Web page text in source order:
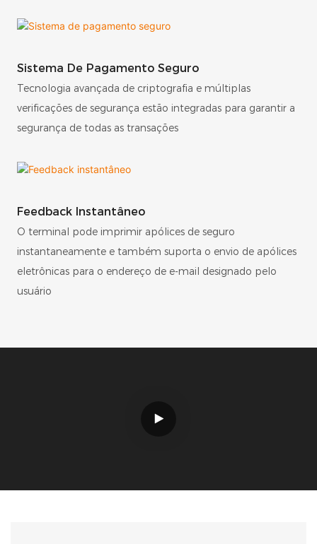
Sistema De Pagamento Seguro
Tecnologia avançada de criptografia e múltiplas
verificações de segurança estão integradas para garantir a
segurança de todas as transações
Feedback Instantâneo
O terminal pode imprimir apólices de seguro
instantaneamente e também suporta o envio de apólices
eletrônicas para o endereço de e-mail designado pelo
usuário